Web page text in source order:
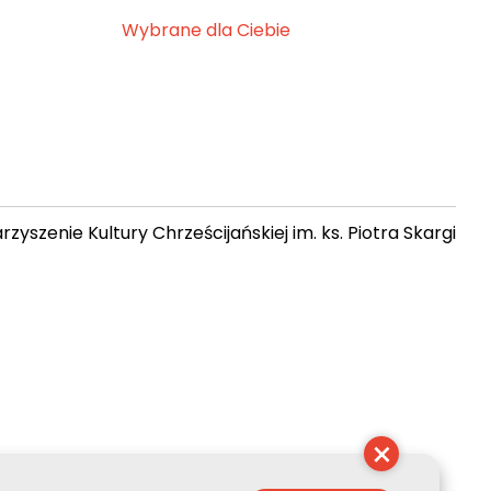
Wybrane dla Ciebie
Kultury Chrześcijańskiej im. ks. Piotra Skargi
×